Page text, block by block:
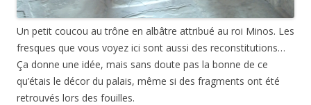
Un petit coucou au trône en albâtre attribué au roi Minos. Les
fresques que vous voyez ici sont aussi des reconstitutions…
Ça donne une idée, mais sans doute pas la bonne de ce
qu’étais le décor du palais, même si des fragments ont été
retrouvés lors des fouilles.